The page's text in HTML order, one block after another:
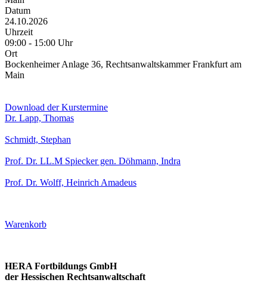
Datum
24.10.2026
Uhrzeit
09:00 - 15:00 Uhr
Ort
Bockenheimer Anlage 36, Rechtsanwaltskammer Frankfurt am
Main
Download der Kurstermine
Dr. Lapp, Thomas
Schmidt, Stephan
Prof. Dr. LL.M Spiecker gen. Döhmann, Indra
Prof. Dr. Wolff, Heinrich Amadeus
Warenkorb
HERA Fortbildungs GmbH
der Hessischen Rechtsanwaltschaft